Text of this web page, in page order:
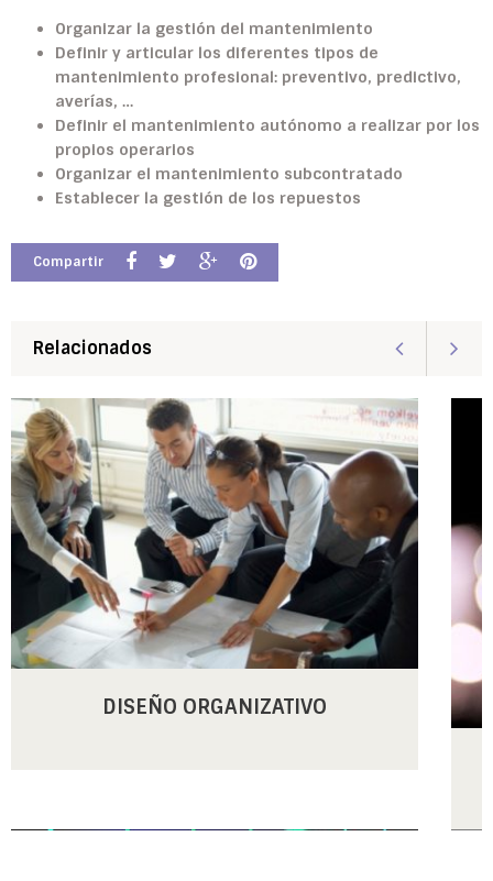
Organizar la gestión del mantenimiento
Definir y articular los diferentes tipos de
mantenimiento profesional: preventivo, predictivo,
averías, …
Definir el mantenimiento autónomo a realizar por los
propios operarios
Organizar el mantenimiento subcontratado
Establecer la gestión de los repuestos
Compartir
Relacionados
DISEÑO ORGANIZATIVO